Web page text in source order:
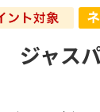
ジャス